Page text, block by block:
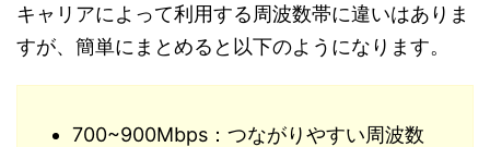
キャリアによって利用する周波数帯に違いはありま
すが、簡単にまとめると以下のようになります。
700~900Mbps：つながりやすい周波数